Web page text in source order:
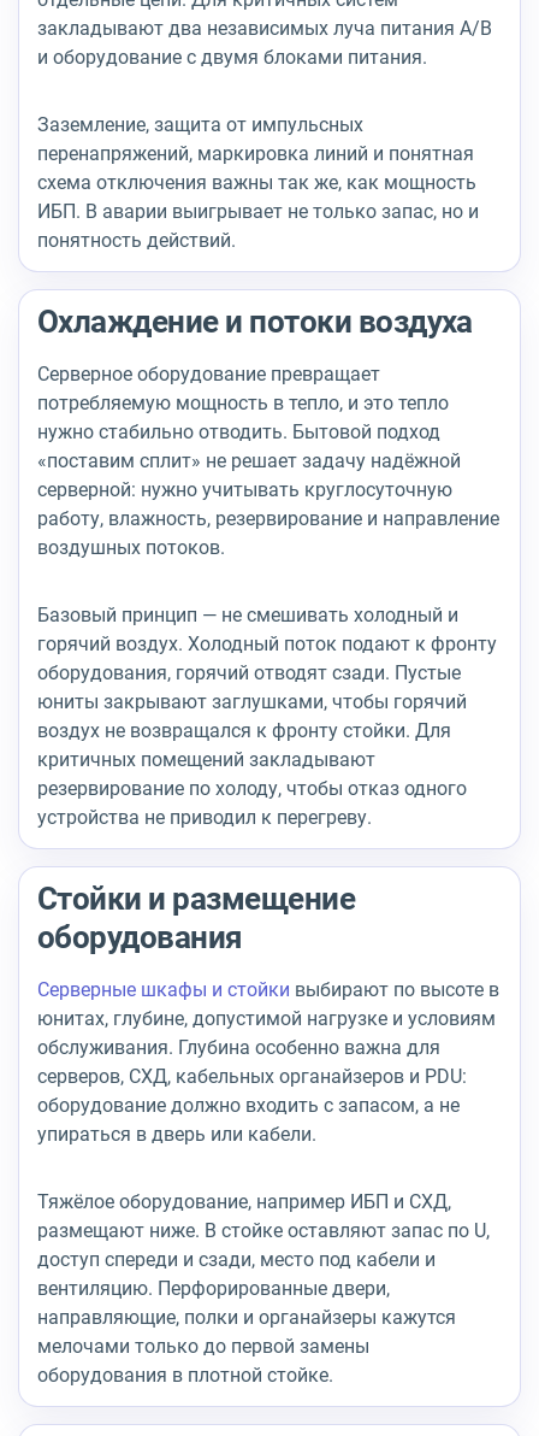
закладывают два независимых луча питания A/B
и оборудование с двумя блоками питания.
Заземление, защита от импульсных
перенапряжений, маркировка линий и понятная
схема отключения важны так же, как мощность
ИБП. В аварии выигрывает не только запас, но и
понятность действий.
Охлаждение и потоки воздуха
Серверное оборудование превращает
потребляемую мощность в тепло, и это тепло
нужно стабильно отводить. Бытовой подход
«поставим сплит» не решает задачу надёжной
серверной: нужно учитывать круглосуточную
работу, влажность, резервирование и направление
воздушных потоков.
Базовый принцип — не смешивать холодный и
горячий воздух. Холодный поток подают к фронту
оборудования, горячий отводят сзади. Пустые
юниты закрывают заглушками, чтобы горячий
воздух не возвращался к фронту стойки. Для
критичных помещений закладывают
резервирование по холоду, чтобы отказ одного
устройства не приводил к перегреву.
Стойки и размещение
оборудования
Серверные шкафы и стойки выбирают по высоте в
юнитах, глубине, допустимой нагрузке и условиям
обслуживания. Глубина особенно важна для
серверов, СХД, кабельных органайзеров и PDU:
оборудование должно входить с запасом, а не
упираться в дверь или кабели.
Тяжёлое оборудование, например ИБП и СХД,
размещают ниже. В стойке оставляют запас по U,
доступ спереди и сзади, место под кабели и
вентиляцию. Перфорированные двери,
направляющие, полки и органайзеры кажутся
мелочами только до первой замены
оборудования в плотной стойке.